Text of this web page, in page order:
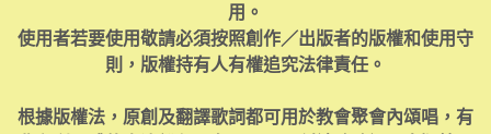
用。
使用者若要使用敬請必須按照創作／出版者的版權和使用守
則，版權持有人有權追究法律責任。
根據版權法，原創及翻譯歌詞都可用於教會聚會內頌唱，有